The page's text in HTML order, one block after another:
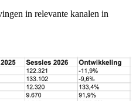
in relevante kanalen in